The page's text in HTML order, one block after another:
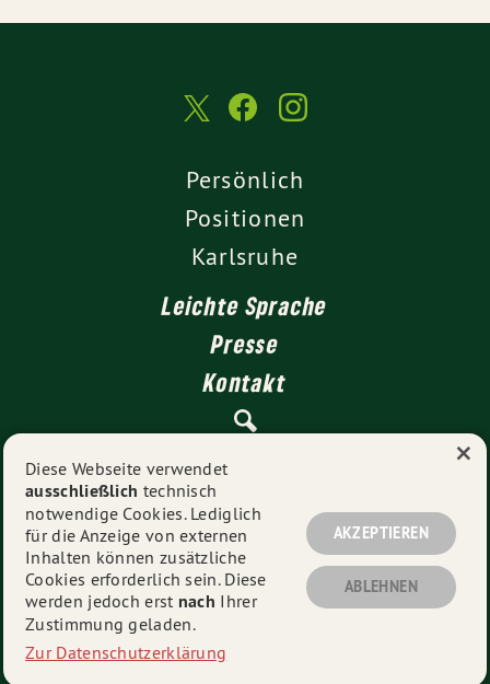
Persönlich
Positionen
Karlsruhe
Leichte Sprache
Presse
Kontakt
Impressum
Datenschutz
© 2026Alexander Salomon MdL
- Alle Rechte
Diese Webseite verwendet
ausschließlich technisch
notwendige Cookies. Lediglich
für die Anzeige von externen
Inhalten können zusätzliche
Cookies erforderlich sein. Diese
werden jedoch erst nach Ihrer
Zustimmung geladen.
Zur Datenschutzerklärung
AKZEPTIEREN
ABLEHNEN
×